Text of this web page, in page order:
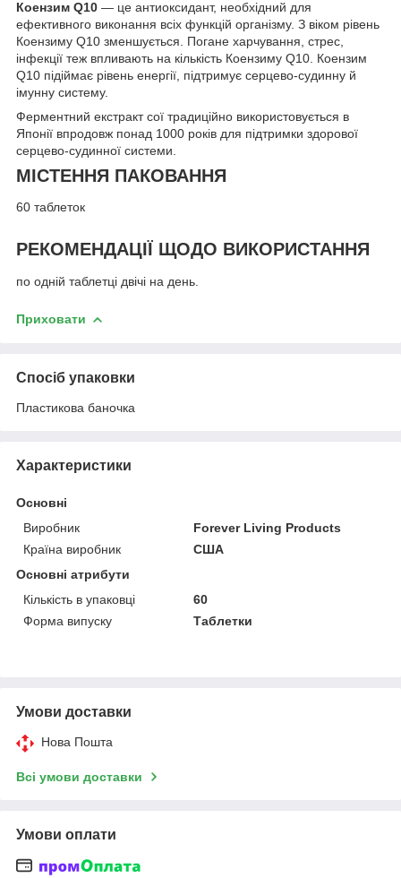
Коензим Q10 — це антиоксидант, необхідний для
ефективного виконання всіх функцій організму. З віком рівень
Коензиму Q10 зменшується. Погане харчування, стрес,
інфекції теж впливають на кількість Коензиму Q10. Коензим
Q10 підіймає рівень енергії, підтримує серцево-судинну й
імунну систему.
Ферментний екстракт сої традиційно використовується в
Японії впродовж понад 1000 років для підтримки здорової
серцево-судинної системи.
МІСТЕННЯ ПАКОВАННЯ
60 таблеток
РЕКОМЕНДАЦІЇ ЩОДО ВИКОРИСТАННЯ
по одній таблетці двічі на день.
Приховати
Спосіб упаковки
Пластикова баночка
Характеристики
Основні
Виробник
Forever Living Products
Країна виробник
США
Основні атрибути
Кількість в упаковці
60
Форма випуску
Таблетки
Умови доставки
Нова Пошта
Всі умови доставки
Умови оплати